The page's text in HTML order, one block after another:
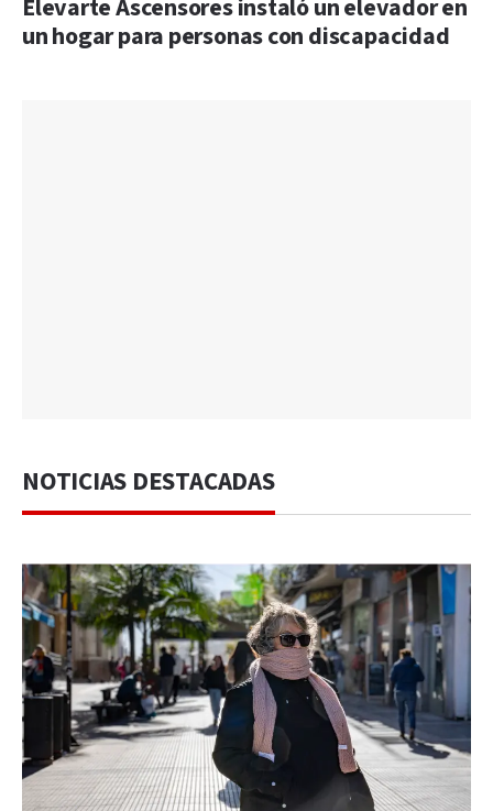
Elevarte Ascensores instaló un elevador en
un hogar para personas con discapacidad
NOTICIAS DESTACADAS